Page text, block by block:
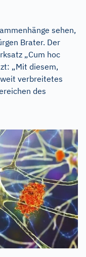
sehen,
Brater. Der
„Cum hoc
„Mit diesem,
verbreitetes
des